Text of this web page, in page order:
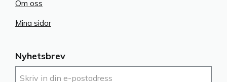
Nyhetsbrev
Om oss
Mina sidor